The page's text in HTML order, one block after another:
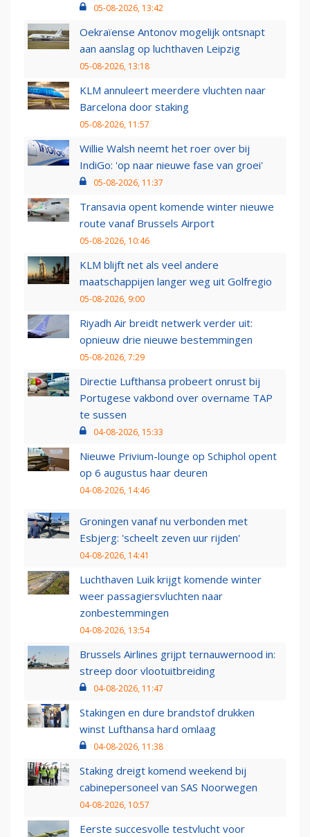
05-08-2026, 13:42
Oekraïense Antonov mogelijk ontsnapt
aan aanslag op luchthaven Leipzig
05-08-2026, 13:18
KLM annuleert meerdere vluchten naar
Barcelona door staking
05-08-2026, 11:57
Willie Walsh neemt het roer over bij
IndiGo: 'op naar nieuwe fase van groei'
05-08-2026, 11:37
Transavia opent komende winter nieuwe
route vanaf Brussels Airport
05-08-2026, 10:46
KLM blijft net als veel andere
maatschappijen langer weg uit Golfregio
05-08-2026, 9:00
Riyadh Air breidt netwerk verder uit:
opnieuw drie nieuwe bestemmingen
05-08-2026, 7:29
Directie Lufthansa probeert onrust bij
Portugese vakbond over overname TAP
te sussen
04-08-2026, 15:33
Nieuwe Privium-lounge op Schiphol opent
op 6 augustus haar deuren
04-08-2026, 14:46
Groningen vanaf nu verbonden met
Esbjerg: 'scheelt zeven uur rijden'
04-08-2026, 14:41
Luchthaven Luik krijgt komende winter
weer passagiersvluchten naar
zonbestemmingen
04-08-2026, 13:54
Brussels Airlines grijpt ternauwernood in:
streep door vlootuitbreiding
04-08-2026, 11:47
Stakingen en dure brandstof drukken
winst Lufthansa hard omlaag
04-08-2026, 11:38
Staking dreigt komend weekend bij
cabinepersoneel van SAS Noorwegen
04-08-2026, 10:57
Eerste succesvolle testvlucht voor